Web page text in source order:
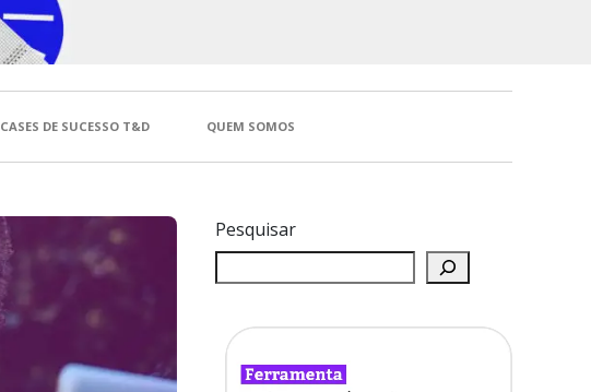
CASES DE SUCESSO T&D QUEM SOMOS
Pesquisar